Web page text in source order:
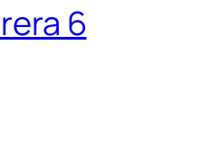
6